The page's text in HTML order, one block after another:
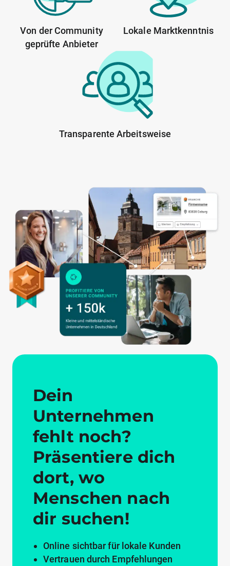
Von der Community
geprüfte Anbieter
Lokale Marktkenntnis
Transparente Arbeitsweise
Dein
Unternehmen
fehlt noch?
Präsentiere dich
dort, wo
Menschen nach
dir suchen!
Online sichtbar für lokale Kunden
Vertrauen durch Empfehlungen